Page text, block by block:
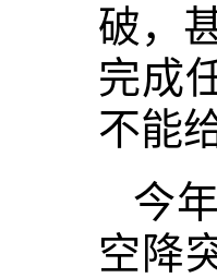
破，
完成
不能
今
空降